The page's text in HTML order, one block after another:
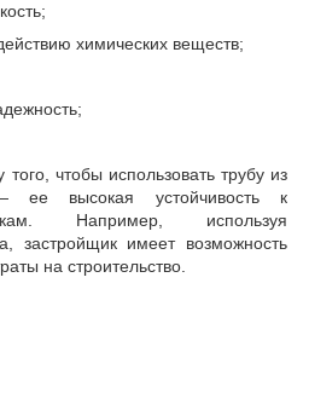
химических веществ;
чтобы использовать трубу из
ее высокая устойчивость к
Например, используя
застройщик имеет возможность
на строительство.